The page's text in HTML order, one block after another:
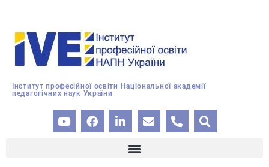
Інститут професійної освіти Національної академії
педагогічних наук України